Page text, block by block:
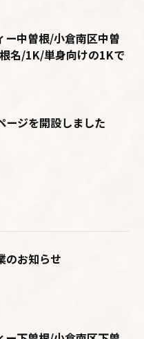
ー中曽根/小倉南区中曽
名/1K/単身向けの1Kで
ージを開設しました
のお知らせ